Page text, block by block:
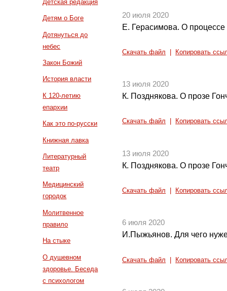
Детская редакция
Детям о Боге
Дотянуться до
небес
Закон Божий
История власти
К 120-летию
епархии
Как это по-русски
Книжная лавка
Литературный
театр
Медицинский
городок
Молитвенное
правило
На стыке
О душевном
здоровье. Беседа
с психологом
20 июля 2020
Е. Герасимова. О процессе
Скачать файл Копировать
13 июля 2020
К. Позднякова. О прозе
Скачать файл Копировать
13 июля 2020
К. Позднякова. О прозе
Скачать файл Копировать
6 июля 2020
И.Пыжьянов. Для чего
Скачать файл Копировать